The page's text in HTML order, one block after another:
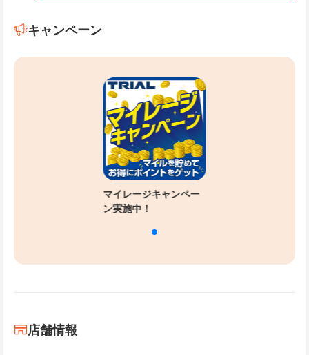
キャンペーン
マイレージキャンペー
ン実施中！
店舗情報